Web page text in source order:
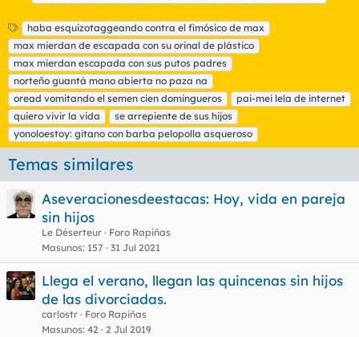
E
t
i
q
u
e
t
a
s
haba esquizotaggeando contra el fimósico de max
max mierdan de escapada con su orinal de plástico
max mierdan escapada con sus putos padres
norteño guantá mano abierta no paza na
oread vomitando el semen cien domingueros
pai-mei lela de internet
quiero vivir la vida
se arrepiente de sus hijos
yonoloestoy: gitano con barba pelopolla asqueroso
Temas similares
Aseveracionesdeestacas: Hoy, vida en pareja
sin hijos
Le Déserteur
Foro Rapiñas
Masunos 157 31 Jul 2021
Llega el verano, llegan las quincenas sin hijos
de las divorciadas.
carlostr
Foro Rapiñas
Masunos 42 2 Jul 2019